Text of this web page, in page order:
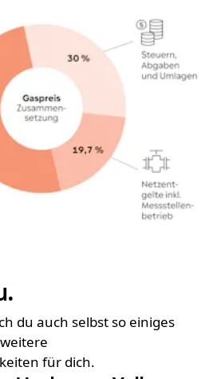
du auch selbst so einiges
für dich.